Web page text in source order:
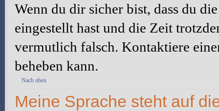
Wenn du dir sicher bist, dass du
eingestellt hast und die Zeit
vermutlich falsch. Kontaktiere
beheben kann.
Nach oben
Meine Sprache steht auf